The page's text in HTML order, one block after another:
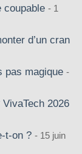
coupable
1
d’un cran
pas magique
2026
t-on ?
15 juin